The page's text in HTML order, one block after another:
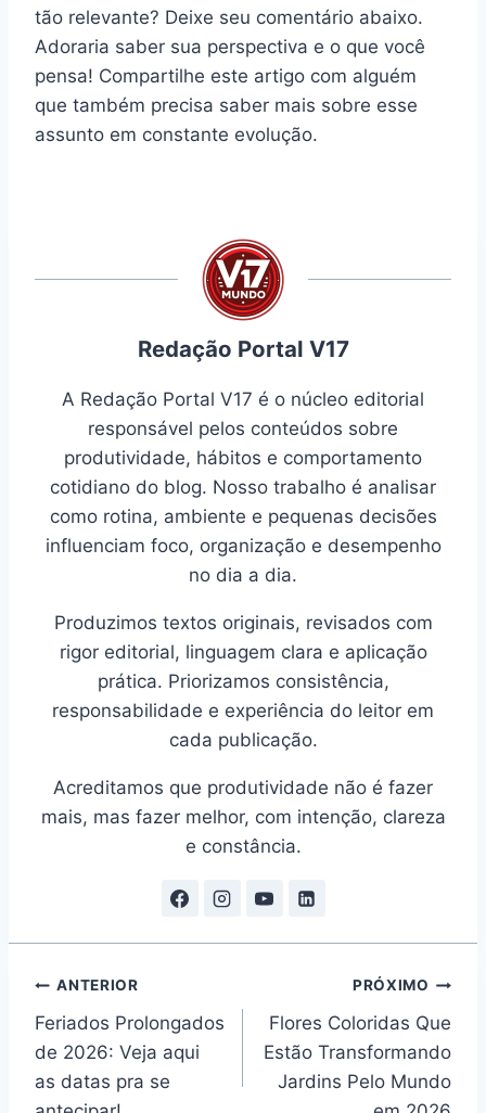
tão relevante? Deixe seu comentário abaixo.
Adoraria saber sua perspectiva e o que você
pensa! Compartilhe este artigo com alguém
que também precisa saber mais sobre esse
assunto em constante evolução.
Redação Portal V17
A Redação Portal V17 é o núcleo editorial
responsável pelos conteúdos sobre
produtividade, hábitos e comportamento
cotidiano do blog. Nosso trabalho é analisar
como rotina, ambiente e pequenas decisões
influenciam foco, organização e desempenho
no dia a dia.
Produzimos textos originais, revisados com
rigor editorial, linguagem clara e aplicação
prática. Priorizamos consistência,
responsabilidade e experiência do leitor em
cada publicação.
Acreditamos que produtividade não é fazer
mais, mas fazer melhor, com intenção, clareza
e constância.
Navegação
de
Post
ANTERIOR
Feriados Prolongados
de 2026: Veja aqui
as datas pra se
PRÓXIMO
Flores Coloridas Que
Estão Transformando
Jardins Pelo Mundo